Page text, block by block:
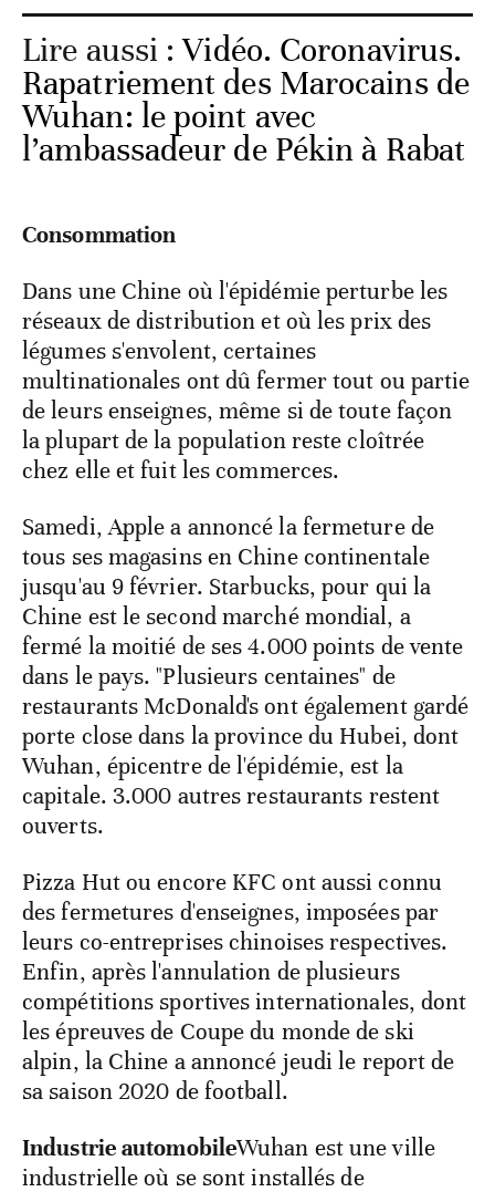
Lire aussi :Vidéo. Coronavirus.
Rapatriement des Marocains de
Wuhan: le point avec
l’ambassadeur de Pékin à Rabat
Consommation
Dans une Chine où l'épidémie perturbe les
réseaux de distribution et où les prix des
légumes s'envolent, certaines
multinationales ont dû fermer tout ou partie
de leurs enseignes, même si de toute façon
la plupart de la population reste cloîtrée
chez elle et fuit les commerces.
Samedi, Apple a annoncé la fermeture de
tous ses magasins en Chine continentale
jusqu'au 9 février. Starbucks, pour qui la
Chine est le second marché mondial, a
fermé la moitié de ses 4.000 points de vente
dans le pays. "Plusieurs centaines" de
restaurants McDonald's ont également gardé
porte close dans la province du Hubei, dont
Wuhan, épicentre de l'épidémie, est la
capitale. 3.000 autres restaurants restent
ouverts.
Pizza Hut ou encore KFC ont aussi connu
des fermetures d'enseignes, imposées par
leurs co-entreprises chinoises respectives.
Enfin, après l'annulation de plusieurs
compétitions sportives internationales, dont
les épreuves de Coupe du monde de ski
alpin, la Chine a annoncé jeudi le report de
sa saison 2020 de football.
Industrie automobileWuhan est une ville
industrielle où se sont installés de